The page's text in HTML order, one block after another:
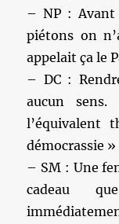
– NP : Avant
piétons on
appelait ça le
– DC :
aucun
l’équivalent
démocrassie »
– SM : Une
cadeau